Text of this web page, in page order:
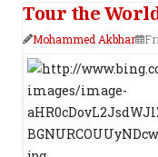
Tour the
Mohammed Akbhar